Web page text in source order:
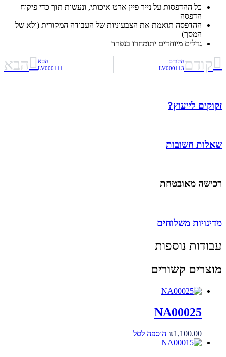
כל ההדפסות על נייר פיין ארט איכותי, ונעשות תוך כדי פיקוח
הדפסה
ההדפסה תואמת את הצבעוניות של העבודה המקורית (ולא של
המסך)
גדלים מיוחדים יתומחרו בנפרד
קודםהקודם
LV000113
הבא
LV000111 הבא
זקוקים לייעוץ?
שאלות חשובות
רכישה מאובטחת
מדינויות משלוחים
עבודות נוספות
מוצרים קשורים
NA00025
₪1,100.00 הוספה לסל